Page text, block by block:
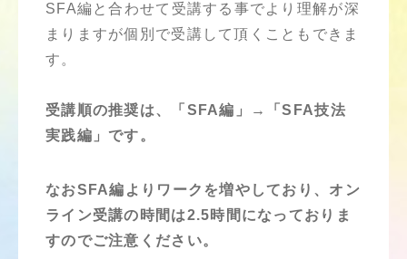
SFA編と合わせて受講する事でより理解が深
まりますが個別で受講して頂くこともできま
す。
受講順の推奨は、「SFA編」→「SFA技法
実践編」です。
なおSFA編よりワークを増やしており、オン
ライン受講の時間は2.5時間になっておりま
すのでご注意ください。